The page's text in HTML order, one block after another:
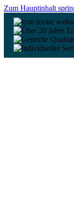
Zum Hauptinhalt